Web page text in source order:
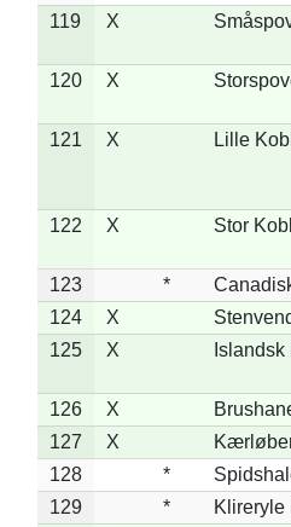
119
X
120 X
121 X Lille
122 X Stor
123 *
124
X
125
X
126 X
127
X
128
*
129
*
Klireryle